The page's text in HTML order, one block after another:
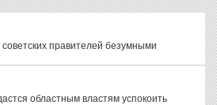
правителей безумными
областным властям успокоить